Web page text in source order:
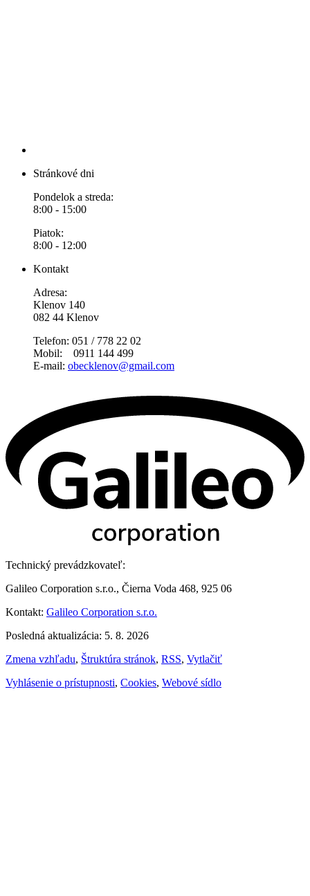
Stránkové dni
Pondelok a streda:
8:00 - 15:00
Piatok:
8:00 - 12:00
Kontakt
Adresa:
Klenov 140
082 44 Klenov
Telefon: 051 / 778 22 02
Mobil: 0911 144 499
E-mail: obecklenov@gmail.com
Technický prevádzkovateľ:
Galileo Corporation s.r.o., Čierna Voda 468, 925 06
Kontakt: Galileo Corporation s.r.o.
Posledná aktualizácia: 5. 8. 2026
Zmena vzhľadu, Štruktúra stránok, RSS, Vytlačiť
Vyhlásenie o prístupnosti, Cookies, Webové sídlo